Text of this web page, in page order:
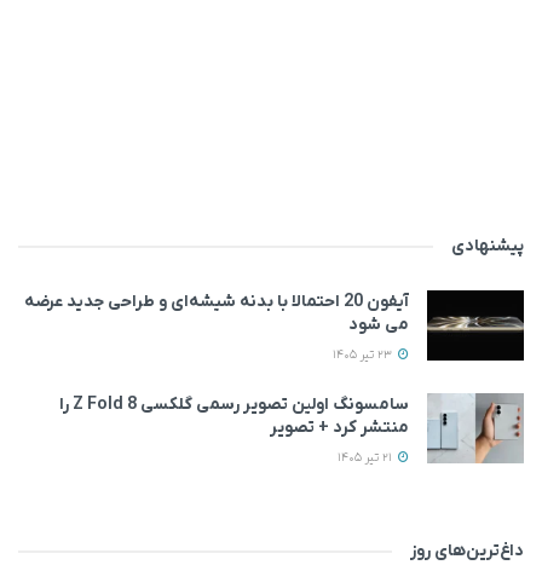
پیشنهادی
آیفون 20 احتمالا با بدنه شیشه‌ای و طراحی جدید عرضه
می‌ شود
سامسونگ اولین تصویر رسمی گلکسی Z Fold 8 را
منتشر کرد + تصویر
داغ‌ترین‌های روز